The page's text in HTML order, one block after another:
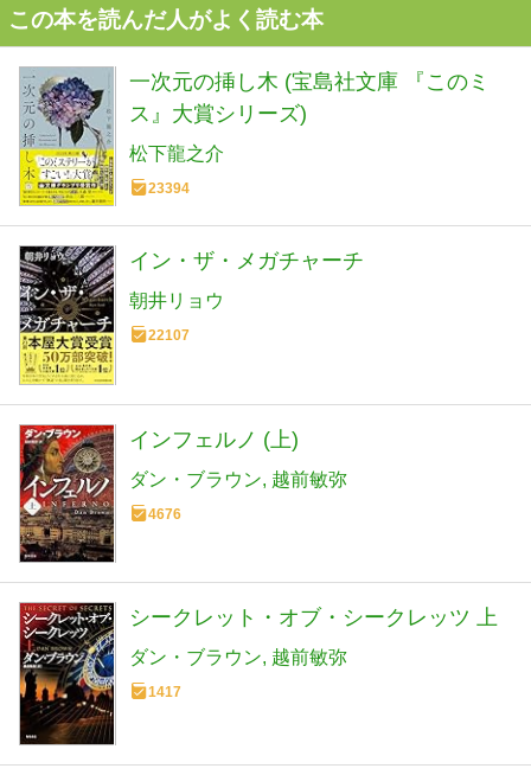
この本を読んだ人がよく読む本
一次元の挿し木 (宝島社文庫 『このミ
ス』大賞シリーズ)
松下龍之介
23394
イン・ザ・メガチャーチ
朝井リョウ
22107
インフェルノ (上)
ダン・ブラウン 越前敏弥
4676
シークレット・オブ・シークレッツ 上
ダン・ブラウン 越前敏弥
1417